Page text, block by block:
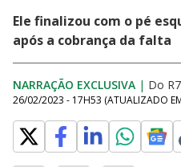
Ele finalizou com o pé
após a cobrança da falta
NARRAÇÃO EXCLUSIVA | Do R7
26/02/2023 - 17H53 (ATUALIZADO